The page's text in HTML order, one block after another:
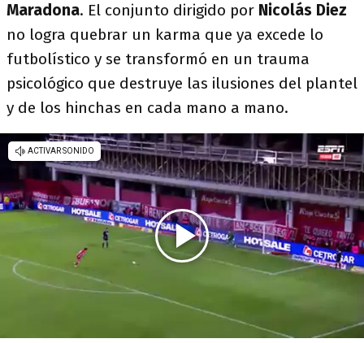
Maradona. El conjunto dirigido por Nicolás Diez
no logra quebrar un karma que ya excede lo
futbolístico y se transformó en un trauma
psicológico que destruye las ilusiones del plantel
y de los hinchas en cada mano a mano.